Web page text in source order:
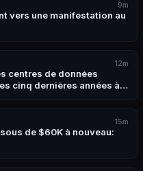
9m
vers une manifestation au
12m
centres de données
cinq dernières années à
15m
de $60K à nouveau: